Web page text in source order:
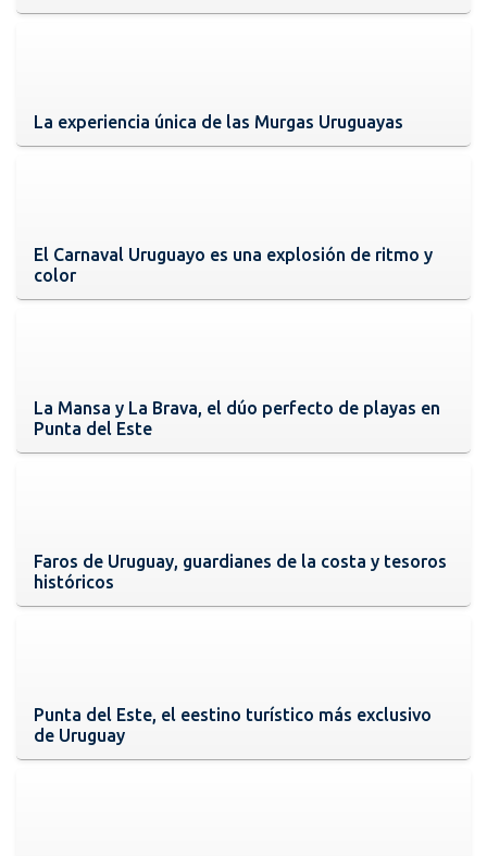
La experiencia única de las Murgas Uruguayas
El Carnaval Uruguayo es una explosión de ritmo y
color
La Mansa y La Brava, el dúo perfecto de playas en
Punta del Este
Faros de Uruguay, guardianes de la costa y tesoros
históricos
Punta del Este, el eestino turístico más exclusivo
de Uruguay